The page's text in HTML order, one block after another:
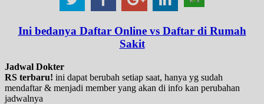
Ini bedanya Daftar Online vs Daftar di Rumah
Sakit
Jadwal Dokter
RS terbaru! ini dapat berubah setiap saat, hanya yg sudah
mendaftar & menjadi member yang akan di info kan perubahan
jadwalnya